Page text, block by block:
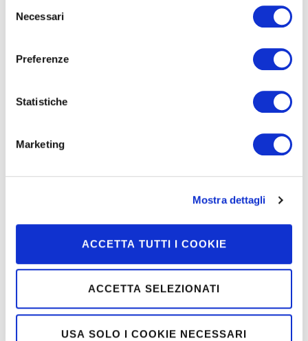
delNecessari
Preferenze
Statistiche
Marketing
Mostra dettagli
ACCETTA TUTTI I COOKIE
ACCETTA SELEZIONATI
USA SOLO I COOKIE NECESSARI
Kit diagnostico per la casa: gli strumenti
essenziali per il controllo della salute
d’amore che si compie ogni giorno, anche tra le mura di
casa. Significa garantire loro …